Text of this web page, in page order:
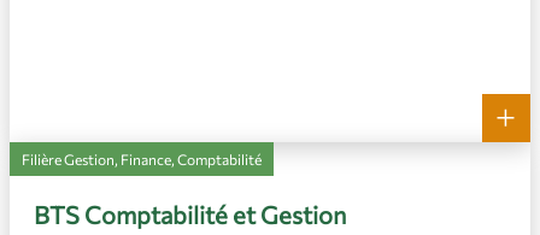
+
Filière Gestion, Finance, Comptabilité
BTS Comptabilité et Gestion